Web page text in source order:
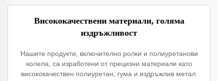
Висококачествени материали, голяма
издръжливост
Нашите продукти, включително ролки и полиуретанови
колела, са изработени от прецизни материали като
висококачествен полиуретан, гума и издръжлив метал.